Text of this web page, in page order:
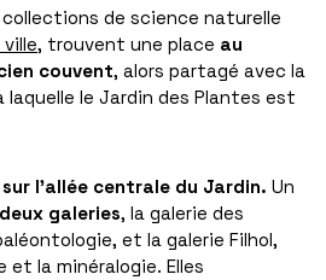
collections de science naturelle
, trouvent une place au
couvent, alors partagé avec la
le Jardin des Plantes est
l’allée centrale du Jardin. Un
deux galeries, la galerie des
et la galerie Filhol,
et la minéralogie. Elles